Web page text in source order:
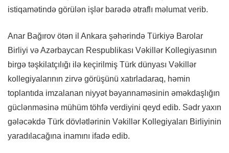
istiqamətində görülən işlər barədə ətraflı məlumat verib.
Anar Bağırov ötən il Ankara şəhərində Türkiyə Barolar
Birliyi və Azərbaycan Respublikası Vəkillər Kollegiyasının
birgə təşkilatçılığı ilə keçirilmiş Türk dünyası Vəkillər
kollegiyalarının zirvə görüşünü xatırladaraq, həmin
toplantıda imzalanan niyyət bəyannaməsinin əməkdaşlığın
güclənməsinə mühüm töhfə verdiyini qeyd edib. Sədr yaxın
gələcəkdə Türk dövlətlərinin Vəkillər Kollegiyaları Birliyinin
yaradılacağına inamını ifadə edib.